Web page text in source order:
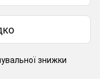
знижки